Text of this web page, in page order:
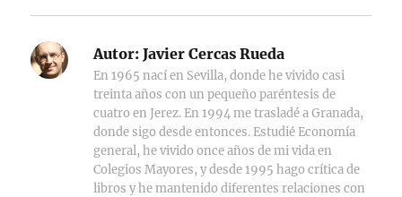
Autor: Javier Cercas Rueda
En 1965 nací en Sevilla, donde he vivido casi
treinta años con un pequeño paréntesis de
cuatro en Jerez. En 1994 me trasladé a Granada,
donde sigo desde entonces. Estudié Economía
general, he vivido once años de mi vida en
Colegios Mayores, y desde 1995 hago crítica de
libros y he mantenido diferentes relaciones con